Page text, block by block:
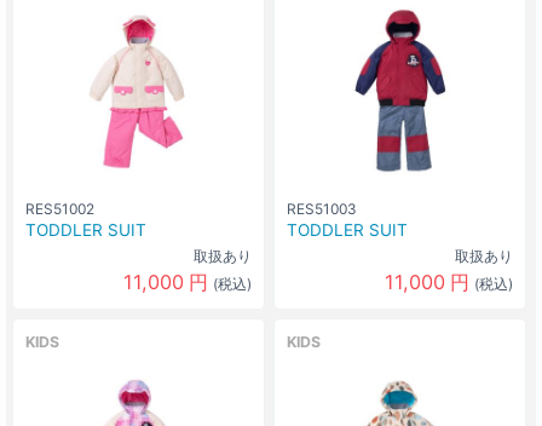
RES51002
TODDLER SUIT
取扱あり
11,000 円 (税込)
RES51003
TODDLER SUIT
取扱あり
11,000 円 (税込)
KIDS KIDS